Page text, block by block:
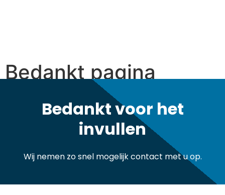
Bedankt pagina
formulier
Bedankt voor het
invullen
Wij nemen zo snel mogelijk contact met u op.